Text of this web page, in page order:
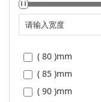
( 80 )mm
( 85 )mm
( 90 )mm